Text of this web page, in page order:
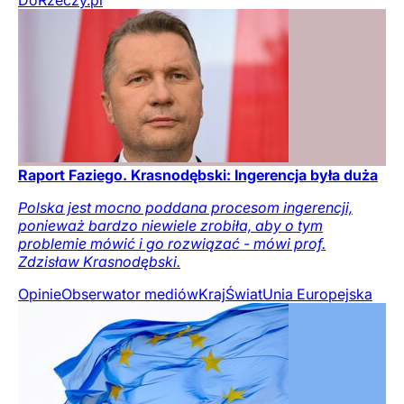
Raport Faziego. Krasnodębski: Ingerencja była duża
Polska jest mocno poddana procesom ingerencji,
ponieważ bardzo niewiele zrobiła, aby o tym
problemie mówić i go rozwiązać - mówi prof.
Zdzisław Krasnodębski.
OpinieObserwator mediówKrajŚwiatUnia Europejska